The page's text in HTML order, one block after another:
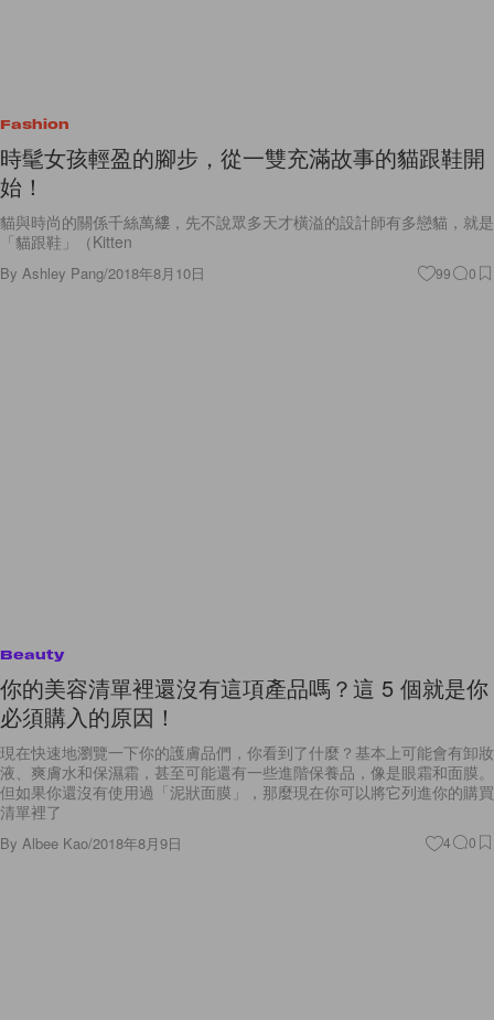
Fashion
時髦女孩輕盈的腳步，從一雙充滿故事的貓跟鞋開
始！
貓與時尚的關係千絲萬縷，先不說眾多天才橫溢的設計師有多戀貓，就是
「貓跟鞋」（Kitten
By Ashley Pang/2018年8月10日 99 0
Beauty
你的美容清單裡還沒有這項產品嗎？這 5 個就是你
必須購入的原因！
現在快速地瀏覽一下你的護膚品們，你看到了什麼？基本上可能會有卸妝
液、爽膚水和保濕霜，甚至可能還有一些進階保養品，像是眼霜和面膜。
但如果你還沒有使用過「泥狀面膜」，那麼現在你可以將它列進你的購買
清單裡了
By Albee Kao/2018年8月9日 4 0